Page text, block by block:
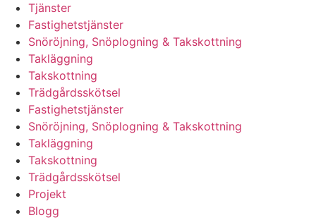
Tjänster
Fastighetstjänster
Snöröjning, Snöplogning & Takskottning
Takläggning
Takskottning
Trädgårdsskötsel
Fastighetstjänster
Snöröjning, Snöplogning & Takskottning
Takläggning
Takskottning
Trädgårdsskötsel
Projekt
Blogg